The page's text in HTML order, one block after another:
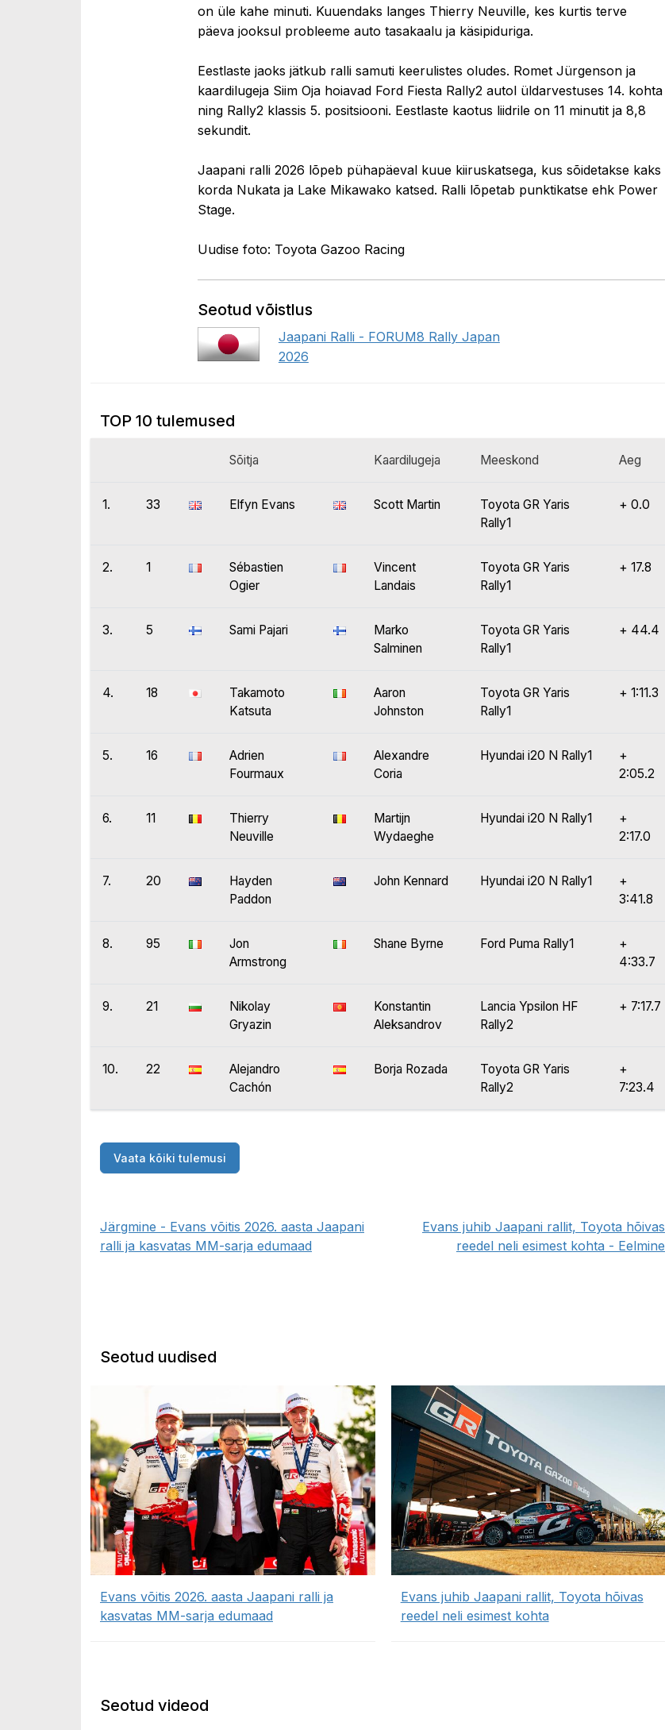
on üle kahe minuti. Kuuendaks langes Thierry Neuville, kes kurtis terve
päeva jooksul probleeme auto tasakaalu ja käsipiduriga.
Eestlaste jaoks jätkub ralli samuti keerulistes oludes. Romet Jürgenson ja
kaardilugeja Siim Oja hoiavad Ford Fiesta Rally2 autol üldarvestuses 14. kohta
ning Rally2 klassis 5. positsiooni. Eestlaste kaotus liidrile on 11 minutit ja 8,8
sekundit.
Jaapani ralli 2026 lõpeb pühapäeval kuue kiiruskatsega, kus sõidetakse kaks
korda Nukata ja Lake Mikawako katsed. Ralli lõpetab punktikatse ehk Power
Stage.
Uudise foto: Toyota Gazoo Racing
Seotud võistlus
Jaapani Ralli - FORUM8 Rally Japan
2026
TOP 10 tulemused
Sõitja Kaardilugeja Meeskond Aeg
1. 33 Elfyn Evans Scott Martin
Toyota GR Yaris
Rally1
+ 0.0
2. 1
Sébastien
Ogier
Vincent
Landais
Toyota GR Yaris
Rally1
+ 17.8
3. 5 Sami Pajari
Marko
Salminen
Toyota GR Yaris
Rally1
+ 44.4
4. 18
Takamoto
Katsuta
Aaron
Johnston
Toyota GR Yaris
Rally1
+ 1:11.3
5. 16
Adrien
Fourmaux
Alexandre
Coria
Hyundai i20 N Rally1
+
2:05.2
6. 11
Thierry
Neuville
Martijn
Wydaeghe
Hyundai i20 N Rally1
+
2:17.0
7. 20
Hayden
Paddon
John Kennard Hyundai i20 N Rally1
+
3:41.8
8. 95
Jon
Armstrong
Shane Byrne Ford Puma Rally1
+
4:33.7
9. 21
Nikolay
Gryazin
Konstantin
Aleksandrov
Lancia Ypsilon HF
Rally2
+ 7:17.7
10. 22
Alejandro
Cachón
Borja Rozada
Toyota GR Yaris
Rally2
+
7:23.4
Vaata kõiki tulemusi
Järgmine - Evans võitis 2026. aasta Jaapani
ralli ja kasvatas MM-sarja edumaad
Evans juhib Jaapani rallit, Toyota hõivas
reedel neli esimest kohta - Eelmine
Seotud uudised
Evans võitis 2026. aasta Jaapani ralli ja
kasvatas MM-sarja edumaad
Evans juhib Jaapani rallit, Toyota hõivas
reedel neli esimest kohta
Seotud videod